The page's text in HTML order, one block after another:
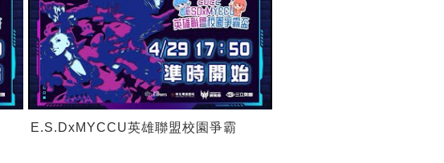
E.S.DxMYCCU英雄聯盟校園爭霸